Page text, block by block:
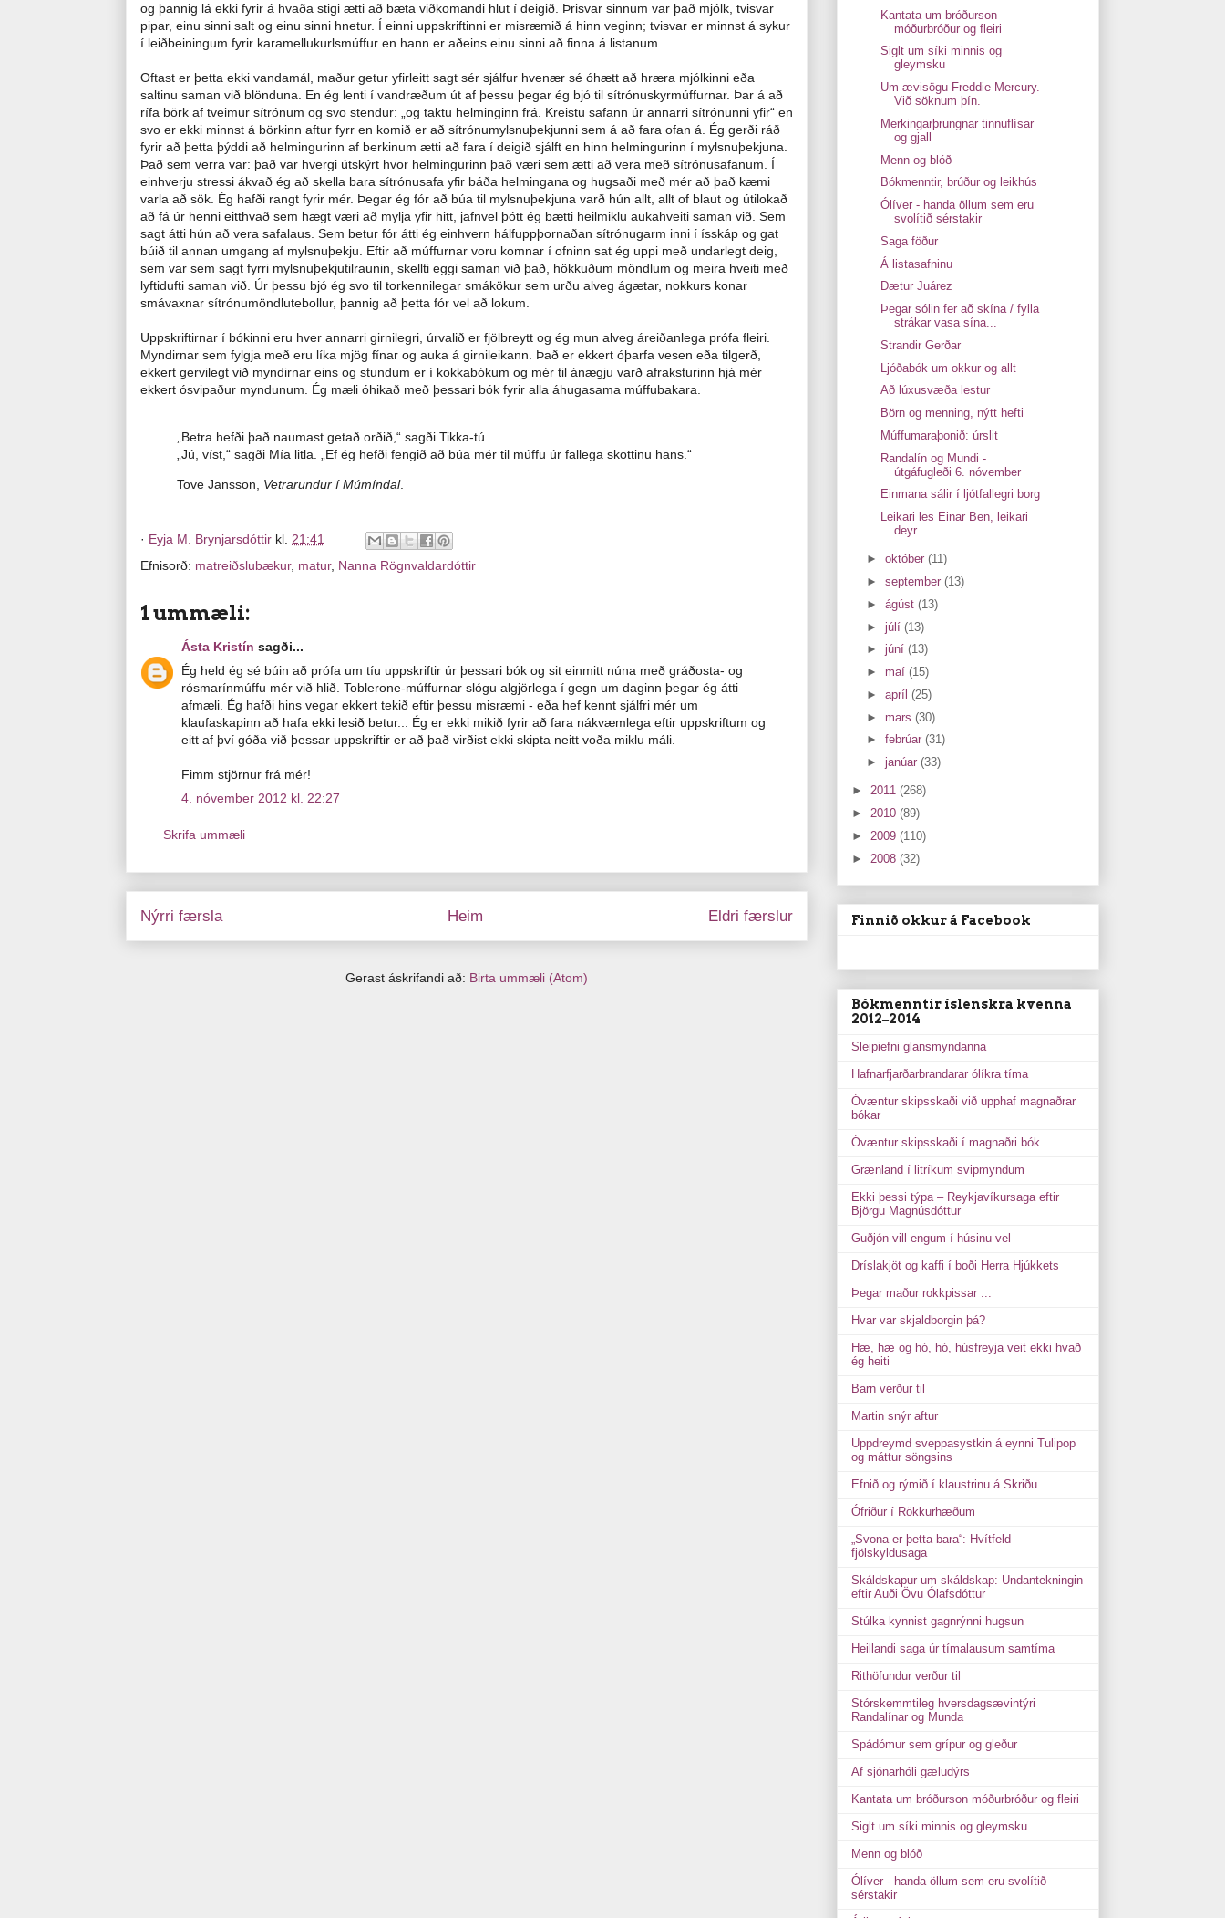
og þannig lá ekki fyrir á hvaða stigi ætti að bæta viðkomandi hlut í deigið. Þrisvar sinnum var það mjólk, tvisvar
pipar, einu sinni salt og einu sinni hnetur. Í einni uppskriftinni er misræmið á hinn veginn; tvisvar er minnst á sykur
í leiðbeiningum fyrir karamellukurlsmúffur en hann er aðeins einu sinni að finna á listanum.
Oftast er þetta ekki vandamál, maður getur yfirleitt sagt sér sjálfur hvenær sé óhætt að hræra mjólkinni eða
saltinu saman við blönduna. En ég lenti í vandræðum út af þessu þegar ég bjó til sítrónuskyrmúffurnar. Þar á að
rífa börk af tveimur sítrónum og svo stendur: „og taktu helminginn frá. Kreistu safann úr annarri sítrónunni yfir“ en
svo er ekki minnst á börkinn aftur fyrr en komið er að sítrónumylsnuþekjunni sem á að fara ofan á. Ég gerði ráð
fyrir að þetta þýddi að helmingurinn af berkinum ætti að fara í deigið sjálft en hinn helmingurinn í mylsnuþekjuna.
Það sem verra var: það var hvergi útskýrt hvor helmingurinn það væri sem ætti að vera með sítrónusafanum. Í
einhverju stressi ákvað ég að skella bara sítrónusafa yfir báða helmingana og hugsaði með mér að það kæmi
varla að sök. Ég hafði rangt fyrir mér. Þegar ég fór að búa til mylsnuþekjuna varð hún allt, allt of blaut og útilokað
að fá úr henni eitthvað sem hægt væri að mylja yfir hitt, jafnvel þótt ég bætti heilmiklu aukahveiti saman við. Sem
sagt átti hún að vera safalaus. Sem betur fór átti ég einhvern hálfuppþornaðan sítrónugarm inni í ísskáp og gat
búið til annan umgang af mylsnuþekju. Eftir að múffurnar voru komnar í ofninn sat ég uppi með undarlegt deig,
sem var sem sagt fyrri mylsnuþekjutilraunin, skellti eggi saman við það, hökkuðum möndlum og meira hveiti með
lyftidufti saman við. Úr þessu bjó ég svo til torkennilegar smákökur sem urðu alveg ágætar, nokkurs konar
smávaxnar sítrónumöndlutebollur, þannig að þetta fór vel að lokum.
Uppskriftirnar í bókinni eru hver annarri girnilegri, úrvalið er fjölbreytt og ég mun alveg áreiðanlega prófa fleiri.
Myndirnar sem fylgja með eru líka mjög fínar og auka á girnileikann. Það er ekkert óþarfa vesen eða tilgerð,
ekkert gervilegt við myndirnar eins og stundum er í kokkabókum og mér til ánægju varð afraksturinn hjá mér
ekkert ósvipaður myndunum. Ég mæli óhikað með þessari bók fyrir alla áhugasama múffubakara.
„Betra hefði það naumast getað orðið,“ sagði Tikka-tú.
„Jú, víst,“ sagði Mía litla. „Ef ég hefði fengið að búa mér til múffu úr fallega skottinu hans.“
Tove Jansson, Vetrarundur í Múmíndal.
· Eyja M. Brynjarsdóttir kl. 21:41
Efnisorð: matreiðslubækur, matur, Nanna Rögnvaldardóttir
1 ummæli:
Ásta Kristín sagði...
Ég held ég sé búin að prófa um tíu uppskriftir úr þessari bók og sit einmitt núna með gráðosta- og
rósmarínmúffu mér við hlið. Toblerone-múffurnar slógu algjörlega í gegn um daginn þegar ég átti
afmæli. Ég hafði hins vegar ekkert tekið eftir þessu misræmi - eða hef kennt sjálfri mér um
klaufaskapinn að hafa ekki lesið betur... Ég er ekki mikið fyrir að fara nákvæmlega eftir uppskriftum og
eitt af því góða við þessar uppskriftir er að það virðist ekki skipta neitt voða miklu máli.
Fimm stjörnur frá mér!
4. nóvember 2012 kl. 22:27
Skrifa ummæli
Nýrri færsla Eldri færslur
Heim
Gerast áskrifandi að: Birta ummæli (Atom)
Kantata um bróðurson
móðurbróður og fleiri
Siglt um síki minnis og
gleymsku
Um ævisögu Freddie Mercury.
Við söknum þín.
Merkingarþrungnar tinnuflísar
og gjall
Menn og blóð
Bókmenntir, brúður og leikhús
Ólíver - handa öllum sem eru
svolítið sérstakir
Saga föður
Á listasafninu
Dætur Juárez
Þegar sólin fer að skína / fylla
strákar vasa sína...
Strandir Gerðar
Ljóðabók um okkur og allt
Að lúxusvæða lestur
Börn og menning, nýtt hefti
Múffumaraþonið: úrslit
Randalín og Mundi -
útgáfugleði 6. nóvember
Einmana sálir í ljótfallegri borg
Leikari les Einar Ben, leikari
deyr
► október (11)
► september (13)
► ágúst (13)
► júlí (13)
► júní (13)
► maí (15)
► apríl (25)
► mars (30)
► febrúar (31)
► janúar (33)
► 2011 (268)
► 2010 (89)
► 2009 (110)
► 2008 (32)
Finnið okkur á Facebook
Bókmenntir íslenskra kvenna
2012‒2014
Sleipiefni glansmyndanna
Hafnarfjarðarbrandarar ólíkra tíma
Óvæntur skipsskaði við upphaf magnaðrar
bókar
Óvæntur skipsskaði í magnaðri bók
Grænland í litríkum svipmyndum
Ekki þessi týpa ‒ Reykjavíkursaga eftir
Björgu Magnúsdóttur
Guðjón vill engum í húsinu vel
Dríslakjöt og kaffi í boði Herra Hjúkkets
Þegar maður rokkpissar ...
Hvar var skjaldborgin þá?
Hæ, hæ og hó, hó, húsfreyja veit ekki hvað
ég heiti
Barn verður til
Martin snýr aftur
Uppdreymd sveppasystkin á eynni Tulipop
og máttur söngsins
Efnið og rýmið í klaustrinu á Skriðu
Ófriður í Rökkurhæðum
„Svona er þetta bara“: Hvítfeld –
fjölskyldusaga
Skáldskapur um skáldskap: Undantekningin
eftir Auði Övu Ólafsdóttur
Stúlka kynnist gagnrýnni hugsun
Heillandi saga úr tímalausum samtíma
Rithöfundur verður til
Stórskemmtileg hversdagsævintýri
Randalínar og Munda
Spádómur sem grípur og gleður
Af sjónarhóli gæludýrs
Kantata um bróðurson móðurbróður og fleiri
Siglt um síki minnis og gleymsku
Menn og blóð
Ólíver - handa öllum sem eru svolítið
sérstakir